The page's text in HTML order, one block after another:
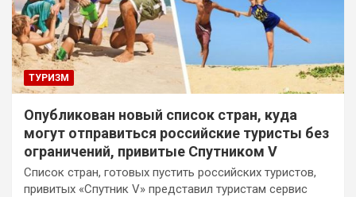
ТУРИЗМ
Опубликован новый список стран, куда
могут отправиться российские туристы без
ограничений, привитые Спутником V
Список стран, готовых пустить российских туристов,
привитых «Спутник V» представил туристам сервис